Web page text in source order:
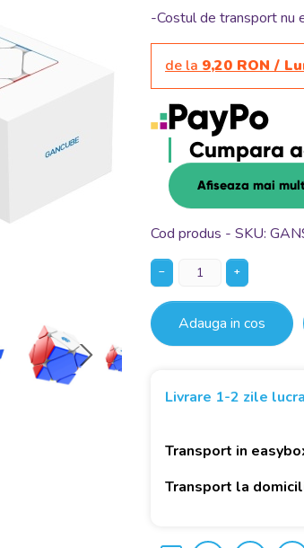
-Costul de transport nu
de la 9,20 RON /
Cumpara
Afiseaza mai mult
Cod produs - SKU
− +
Adauga in cos
Livrare 1-2 zile
Transport in
Transport la